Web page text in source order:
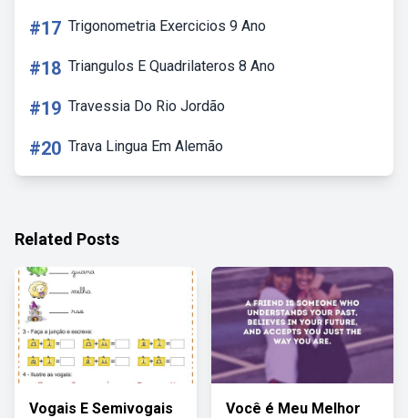
#17 Trigonometria Exercicios 9 Ano
#18 Triangulos E Quadrilateros 8 Ano
#19 Travessia Do Rio Jordão
#20 Trava Lingua Em Alemão
Related Posts
Vogais E Semivogais
Você é Meu Melhor